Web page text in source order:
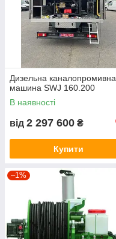
Дизельна каналопромивна
машина SWJ 160.200
В наявності
від 2 297 600 ₴
Купити
–1%